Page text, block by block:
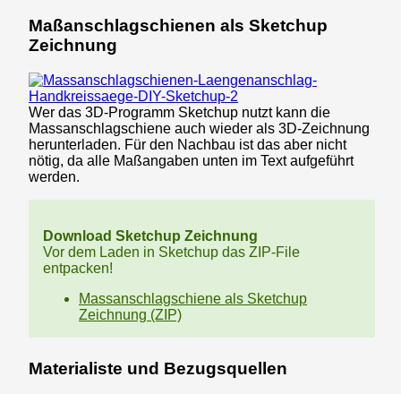
Maßanschlagschienen als Sketchup
Zeichnung
Wer das 3D-Programm Sketchup nutzt kann die
Massanschlagschiene auch wieder als 3D-Zeichnung
herunterladen. Für den Nachbau ist das aber nicht
nötig, da alle Maßangaben unten im Text aufgeführt
werden.
Download Sketchup Zeichnung
Vor dem Laden in Sketchup das ZIP-File
entpacken!
Massanschlagschiene als Sketchup
Zeichnung (ZIP)
Materialiste und Bezugsquellen